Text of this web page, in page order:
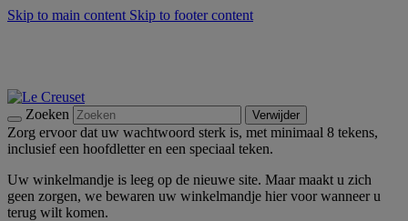
Skip to main content Skip to footer content
Zoeken Verwijder
Zorg ervoor dat uw wachtwoord sterk is, met minimaal 8 tekens,
inclusief een hoofdletter en een speciaal teken.
Uw winkelmandje is leeg op de nieuwe site. Maar maakt u zich
geen zorgen, we bewaren uw winkelmandje hier voor wanneer u
terug wilt komen.